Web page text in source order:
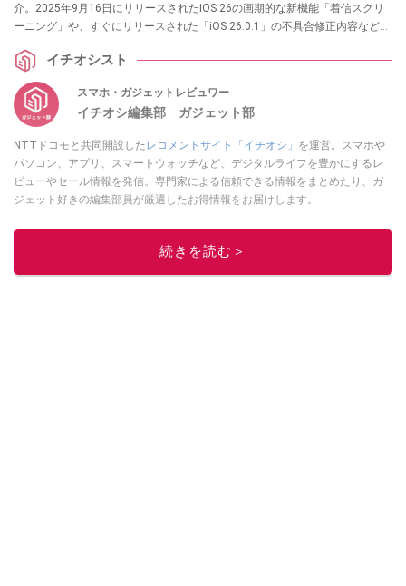
介。2025年9月16日にリリースされたiOS 26の画期的な新機能「着信スクリ
ーニング」や、すぐにリリースされた「iOS 26.0.1」の不具合修正内容など、
ひ、スマホライフPLUSでご確認ください。
イチオシスト
スマホ・ガジェットレビュワー
イチオシ編集部 ガジェット部
NTTドコモと共同開設した レコメンドサイト「イチオシ」 を運営。スマホや
パソコン、アプリ、スマートウォッチなど、デジタルライフを豊かにするレ
ビューやセール情報を発信。専門家による信頼できる情報をまとめたり、ガ
ジェット好きの編集部員が厳選したお得情報をお届けします。
このイチオシストの他の記事を読む
続きを読む＞